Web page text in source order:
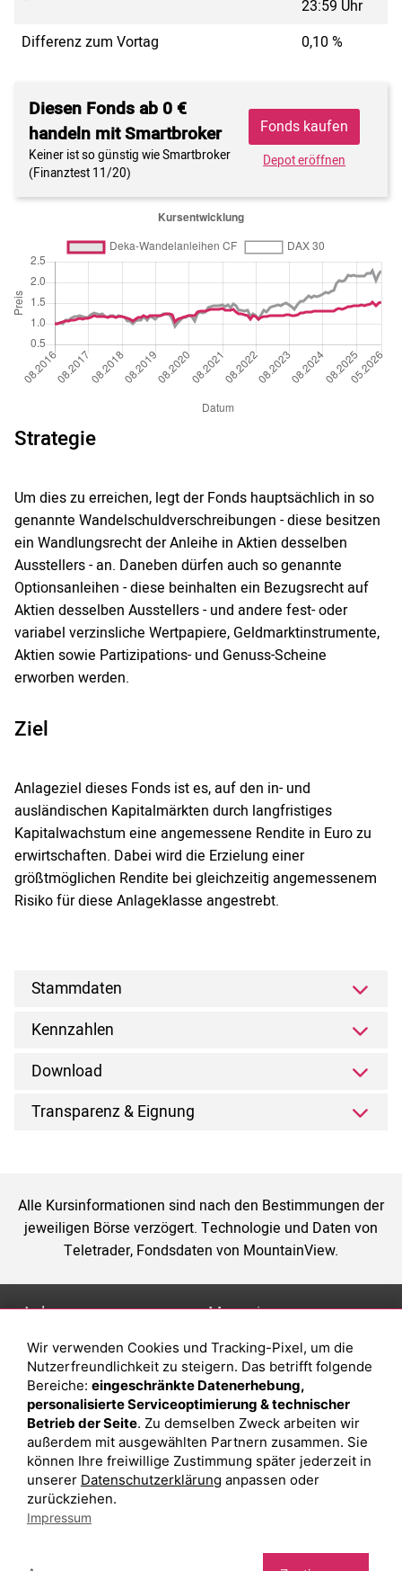
23:59 Uhr
Differenz zum Vortag
0,10 %
Diesen Fonds ab 0 €
handeln mit Smartbroker
Keiner ist so günstig wie Smartbroker
(Finanztest 11/20)
Fonds kaufen
Depot eröffnen
Strategie
Um dies zu erreichen, legt der Fonds hauptsächlich in so
genannte Wandelschuldverschreibungen - diese besitzen
ein Wandlungsrecht der Anleihe in Aktien desselben
Ausstellers - an. Daneben dürfen auch so genannte
Optionsanleihen - diese beinhalten ein Bezugsrecht auf
Aktien desselben Ausstellers - und andere fest- oder
variabel verzinsliche Wertpapiere, Geldmarktinstrumente,
Aktien sowie Partizipations- und Genuss-Scheine
erworben werden.
Ziel
Anlageziel dieses Fonds ist es, auf den in- und
ausländischen Kapitalmärkten durch langfristiges
Kapitalwachstum eine angemessene Rendite in Euro zu
erwirtschaften. Dabei wird die Erzielung einer
größtmöglichen Rendite bei gleichzeitig angemessenem
Risiko für diese Anlageklasse angestrebt.
Stammdaten
Kennzahlen
Download
Transparenz & Eignung
Alle Kursinformationen sind nach den Bestimmungen der
jeweiligen Börse verzögert. Technologie und Daten von
Teletrader, Fondsdaten von MountainView.
Anlage
Depot eröffnen
Depot vergleichen
Junior Depot
Top-Seller-Fonds
Top-Fonds
Fonds-Suche
Magazin
Was sind sind ETFs?
Sparplan Vorteile
Was ist ein Fonds?
Wir verwenden Cookies und Tracking-Pixel, um die
Nutzerfreundlichkeit zu steigern. Das betrifft folgende
Bereiche: eingeschränkte Datenerhebung,
personalisierte Serviceoptimierung & technischer
Betrieb der Seite. Zu demselben Zweck arbeiten wir
außerdem mit ausgewählten Partnern zusammen. Sie
können Ihre freiwillige Zustimmung später jederzeit in
unserer Datenschutzerklärung anpassen oder
zurückziehen.
Impressum